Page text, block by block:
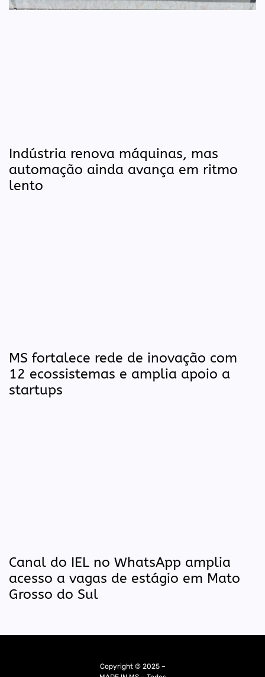
Indústria renova máquinas, mas
automação ainda avança em ritmo
lento
MS fortalece rede de inovação com
12 ecossistemas e amplia apoio a
startups
Canal do IEL no WhatsApp amplia
acesso a vagas de estágio em Mato
Grosso do Sul
Copyright © 2025 –